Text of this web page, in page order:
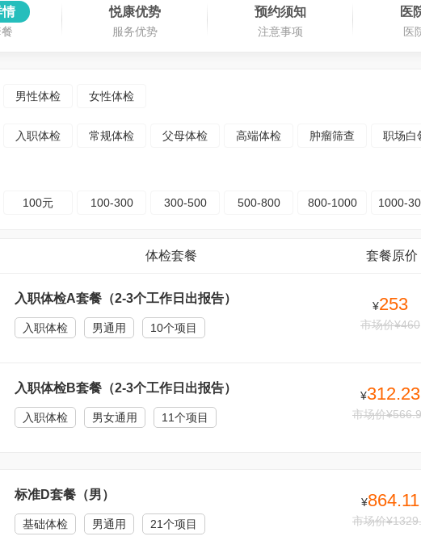
情 悦康优势
服务优势
预约须知
注意事项
医
医
男性体检 女性体检
入职体检 常规体检 父母体检 高端体检 肿瘤筛查 职场白
100元 100-300 300-500 500-800 800-1000 1000-
体检套餐 套餐原价
入职体检A套餐（2-3个工作日出报告）
入职体检 男通用 10个项目
¥253
市场价¥460
入职体检B套餐（2-3个工作日出报告）
入职体检 男女通用 11个项目
¥312.23
市场价
标准D套餐（男）
基础体检 男通用 21个项目
¥864.11
市场价